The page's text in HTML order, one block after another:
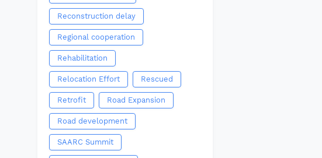
Reconstruction delay
Regional cooperation
Rehabilitation
Relocation Effort Rescued
Retrofit Road Expansion
Road development
SAARC Summit